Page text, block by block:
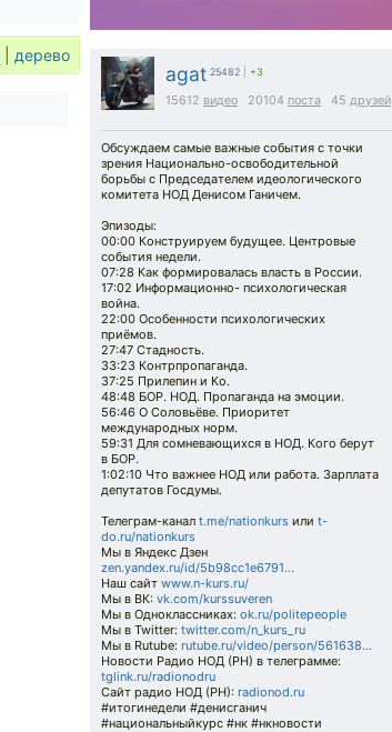
agat 25482 +3
15612 видео 20104 поста 45 друзей
Обсуждаем самые важные события с точки
зрения Национально-освободительной
борьбы с Председателем идеологического
комитета НОД Денисом Ганичем.
Эпизоды:
00:00 Конструируем будущее. Центровые
события недели.
07:28 Как формировалась власть в России.
17:02 Информационно- психологическая
война.
22:00 Особенности психологических
приёмов.
27:47 Стадность.
33:23 Контрпропаганда.
37:25 Прилепин и Ко.
48:48 БОР. НОД. Пропаганда на эмоции.
56:46 О Соловьёве. Приоритет
международных норм.
59:31 Для сомневающихся в НОД. Кого берут
в БОР.
1:02:10 Что важнее НОД или работа. Зарплата
депутатов Госдумы.
Телеграм-канал t.me/nationkurs или t-
do.ru/nationkurs
Мы в Яндекс Дзен
zen.yandex.ru/id/5b98cc1e6791...
Наш сайт www.n-kurs.ru/
Мы в ВК: vk.com/kurssuveren
Мы в Одноклассниках: ok.ru/politepeople
Мы в Twitter: twitter.com/n_kurs_ru
Мы в Rutube: rutube.ru/video/person/561638...
Новости Радио НОД (РН) в телеграмме:
tglink.ru/radionodru
Сайт радио НОД (РН): radionod.ru
#итогинедели #денисганич
#национальныйкурс #нк #нкновости
дерево